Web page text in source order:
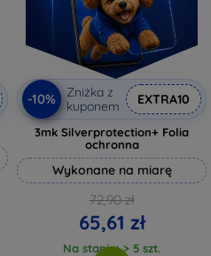
-10%
Zniżka z
kuponem
EXTRA10
3mk Silverprotection+ Folia
ochronna
Wykonane na miarę
72,90 zł
65,61 zł
Na stanie: > 5 szt.